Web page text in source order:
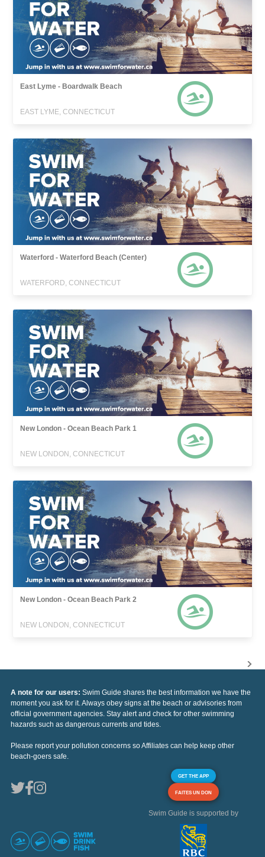
East Lyme - Boardwalk Beach
EAST LYME, CONNECTICUT
Waterford - Waterford Beach (Center)
WATERFORD, CONNECTICUT
New London - Ocean Beach Park 1
NEW LONDON, CONNECTICUT
New London - Ocean Beach Park 2
NEW LONDON, CONNECTICUT
A note for our users: Swim Guide shares the best information we have the
moment you ask for it. Always obey signs at the beach or advisories from
official government agencies. Stay alert and check for other swimming
hazards such as dangerous currents and tides.
Please report your pollution concerns so Affiliates can help keep other
beach-goers safe.
GET THE APP
FAITES UN DON
Swim Guide is supported by